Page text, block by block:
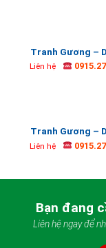
Tranh Gương –
Liên hệ
Tranh Gương –
Liên hệ
Bạn đang
Liên hệ ngay để